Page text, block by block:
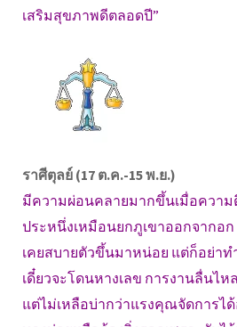
เสริมสุขภาพดีตลอดปี”
ราศีตุลย์ (17 ต.ค.-15 พ.ย.)
มีความผ่อนคลายมากขึ้นเมื่อความ
ประหนึ่งเหมือนยกภูเขาออกจากอก
เคยสบายตัวขึ้นมาหน่อย แต่ก็อย่าท
เดี๋ยวจะโดนหางเลข การงานลื่นไ
แต่ไม่เหลือบ่ากว่าแรงคุณจัดการไ